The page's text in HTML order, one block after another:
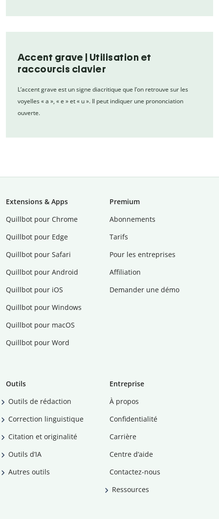
Accent grave | Utilisation et
raccourcis clavier
L’accent grave est un signe diacritique que l’on retrouve sur les
voyelles « a », « e » et « u ». Il peut indiquer une prononciation
ouverte.
Extensions & Apps
Quillbot pour Chrome
Quillbot pour Edge
Quillbot pour Safari
Quillbot pour Android
Quillbot pour iOS
Quillbot pour Windows
Quillbot pour macOS
Quillbot pour Word
Premium
Abonnements
Tarifs
Pour les entreprises
Affiliation
Demander une démo
Outils
Outils de rédaction
Correction linguistique
Citation et originalité
Outils d’IA
Autres outils
Entreprise
À propos
Confidentialité
Carrière
Centre d’aide
Contactez-nous
Ressources